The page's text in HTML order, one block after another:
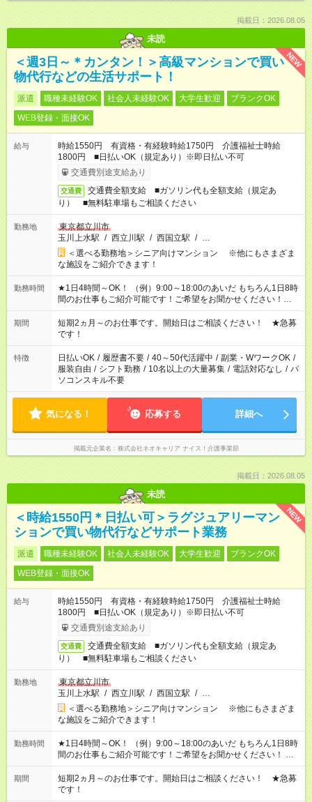
掲載日：2026.08.05
未読
NEW
＜週3日～＊カンタン！＞高級マンションで買い
物代行などの生活サポート！
派遣 職種未経験OK 社会人未経験OK 大学生歓迎
ブランクOK
WEB登録・面接OK
給与
時給1550円 有資格・有経験時給1750円 介護福祉士時給
1800円 ■日払いOK（規定あり）※即日払い不可
交通費別途支給あり
交通費
交通費全額支給 ■ガソリン代も全額支給（規定あ
り） ■無料駐車場もご相談ください
勤務地
東京都立川市
玉川上水駅 / 西立川駅 / 西国立駅 / …
＜選べる勤務地＞シニア向けマンション ※他にもさまざま
な施設をご紹介できます！
勤務時間
★1日4時間～OK！ （例）9:00～18:00のあいだ もちろん1日8時
間のお仕事もご紹介可能です！ご希望をお聞かせください！★家
庭の都合でお休みが必要な場合も遠慮なくご相談ください。 ※
週最低15時間以上の勤務が必要です
期間
短期2ヵ月～のお仕事です。開始日はご相談ください！ ★急募
です！
特徴 日払いOK / 履歴書不要 / 40～50代活躍中 / 副業・WワークOK /
服装自由 / シフト勤務 / 10名以上の大量募集 / 電話対応なし / パ
ソコンスキル不要
気になる！ 応募する 詳細へ
掲載元企業名 株式会社ネオキャリア ナイス！介護事業部
掲載日：2026.08.05
未読
NEW
＜時給1550円＊日払い可＞ラグジュアリーマン
ションで買い物代行などサポート業務
派遣 職種未経験OK 社会人未経験OK 大学生歓迎
ブランクOK
WEB登録・面接OK
給与
時給1550円 有資格・有経験時給1750円 介護福祉士時給
1800円 ■日払いOK（規定あり）※即日払い不可
交通費別途支給あり
交通費
交通費全額支給 ■ガソリン代も全額支給（規定あ
り） ■無料駐車場もご相談ください
勤務地
東京都立川市
玉川上水駅 / 西立川駅 / 西国立駅 / …
＜選べる勤務地＞シニア向けマンション ※他にもさまざま
な施設をご紹介できます！
勤務時間
★1日4時間～OK！ （例）9:00～18:00のあいだ もちろん1日8時
間のお仕事もご紹介可能です！ご希望をお聞かせください！ ★
家庭の都合でお休みが必要な場合も遠慮なくご相談ください。
※週最低15時間以上の勤務が必要です
期間
短期2ヵ月～のお仕事です。開始日はご相談ください！ ★急募
です！